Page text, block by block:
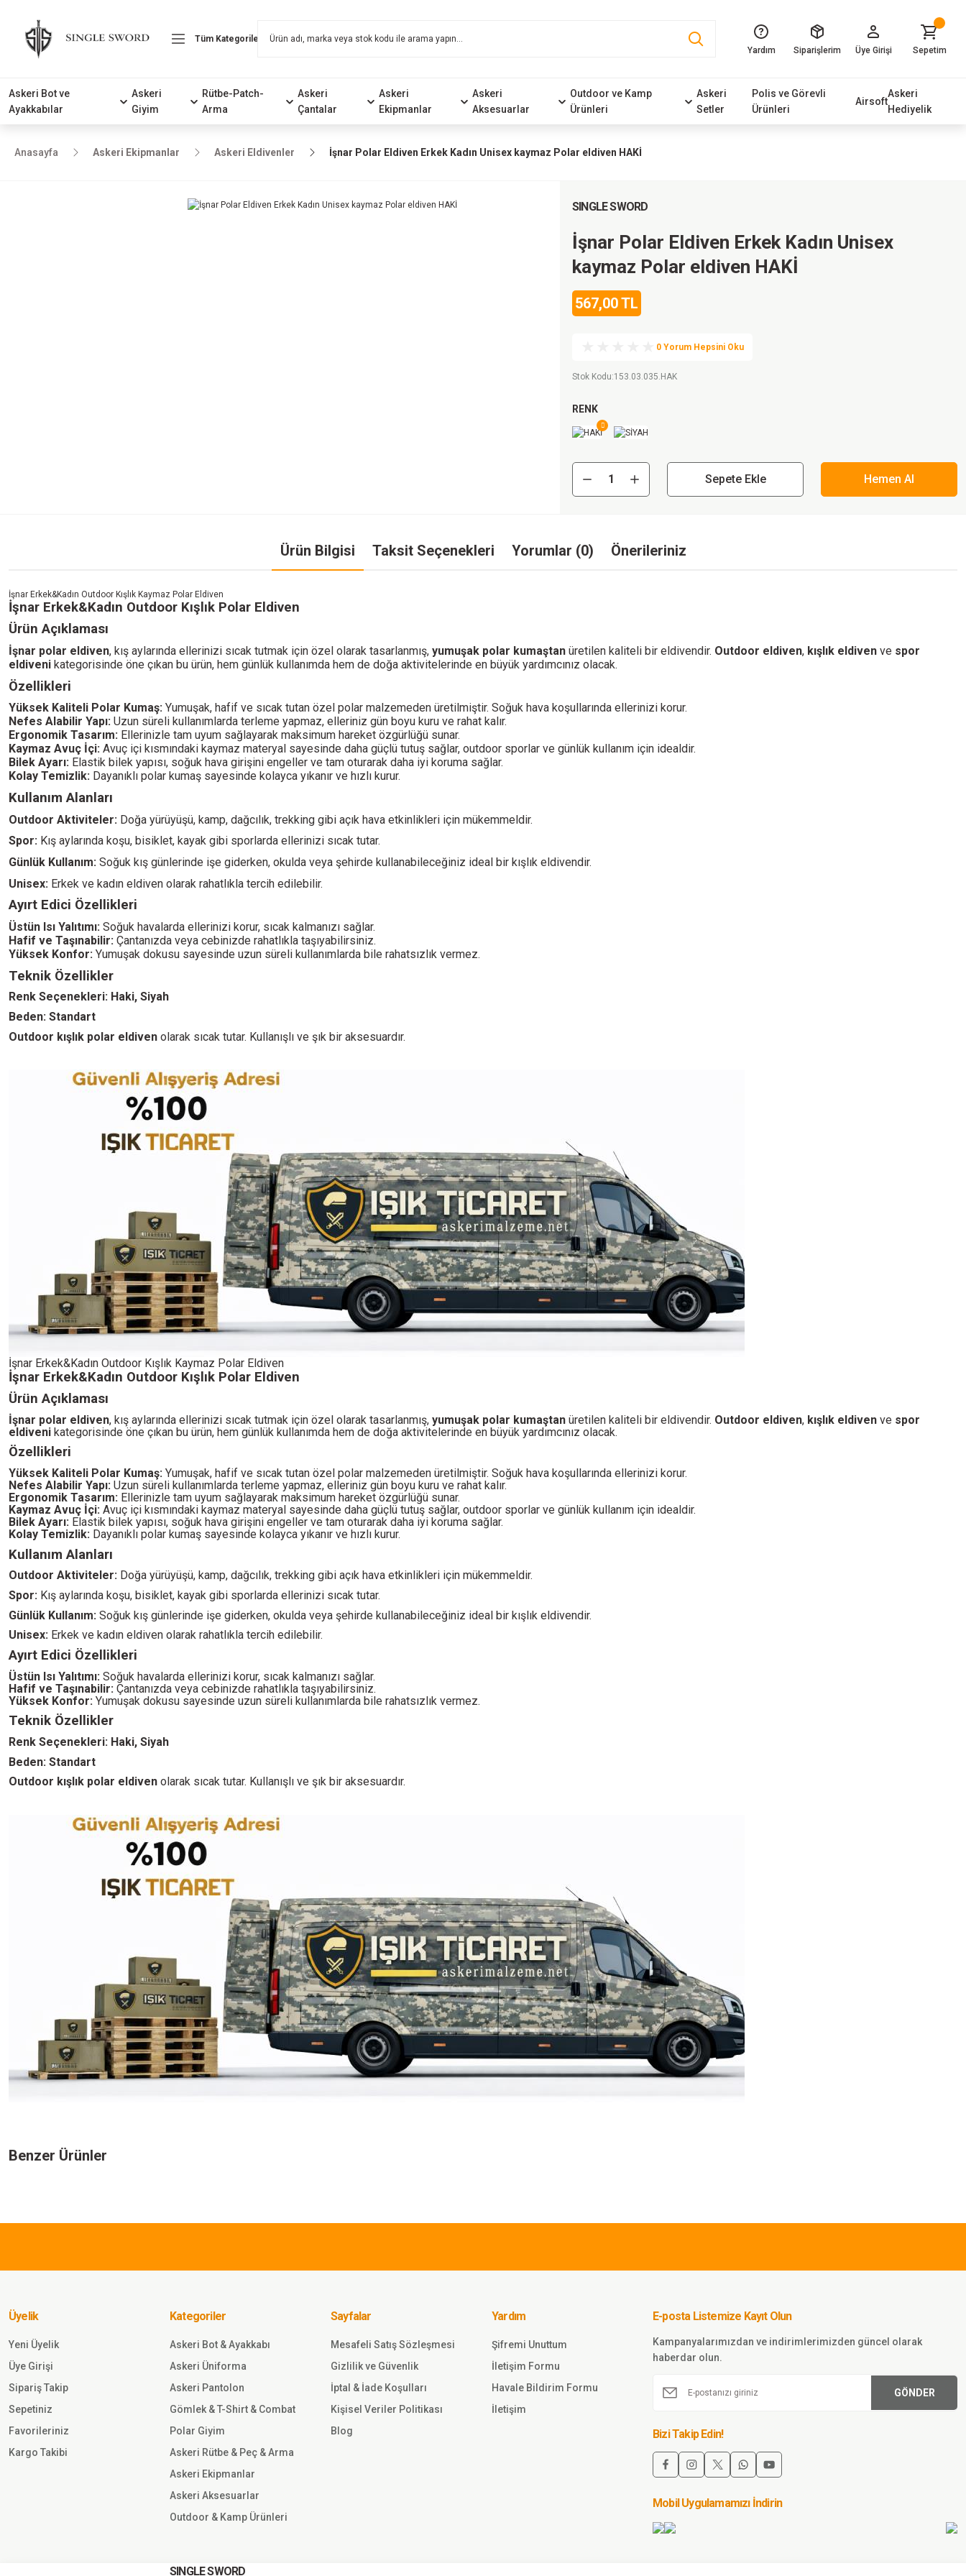
Yardım Siparişlerim Üye Girişi Sepetim
Askeri Bot ve
Ayakkabılar
Askeri
Giyim
Rütbe-Patch-
Arma
Askeri
Çantalar
Askeri
Ekipmanlar
Askeri
Aksesuarlar
Outdoor ve Kamp
Ürünleri
Askeri
Setler
Polis ve Görevli
Ürünleri
Airsoft
Askeri
Hediyelik
Anasayfa Askeri Ekipmanlar Askeri Eldivenler İşnar Polar Eldiven Erkek Kadın Unisex kaymaz Polar eldiven HAKİ
SINGLE SWORD
İşnar Polar Eldiven Erkek Kadın Unisex
kaymaz Polar eldiven HAKİ
567,00 TL
0 Yorum Hepsini Oku
Stok Kodu:153.03.035.HAK
RENK
Sepete Ekle Hemen Al
Ürün Bilgisi Taksit Seçenekleri Yorumlar (0) Önerileriniz
İşnar Erkek&Kadın Outdoor Kışlık Kaymaz Polar Eldiven
İşnar Erkek&Kadın Outdoor Kışlık Polar Eldiven
Ürün Açıklaması
İşnar polar eldiven, kış aylarında ellerinizi sıcak tutmak için özel olarak tasarlanmış, yumuşak polar kumaştan üretilen kaliteli bir eldivendir. Outdoor eldiven, kışlık eldiven ve spor
eldiveni kategorisinde öne çıkan bu ürün, hem günlük kullanımda hem de doğa aktivitelerinde en büyük yardımcınız olacak.
Özellikleri
Yüksek Kaliteli Polar Kumaş: Yumuşak, hafif ve sıcak tutan özel polar malzemeden üretilmiştir. Soğuk hava koşullarında ellerinizi korur.
Nefes Alabilir Yapı: Uzun süreli kullanımlarda terleme yapmaz, elleriniz gün boyu kuru ve rahat kalır.
Ergonomik Tasarım: Ellerinizle tam uyum sağlayarak maksimum hareket özgürlüğü sunar.
Kaymaz Avuç İçi: Avuç içi kısmındaki kaymaz materyal sayesinde daha güçlü tutuş sağlar, outdoor sporlar ve günlük kullanım için idealdir.
Bilek Ayarı: Elastik bilek yapısı, soğuk hava girişini engeller ve tam oturarak daha iyi koruma sağlar.
Kolay Temizlik: Dayanıklı polar kumaş sayesinde kolayca yıkanır ve hızlı kurur.
Kullanım Alanları
Outdoor Aktiviteler: Doğa yürüyüşü, kamp, dağcılık, trekking gibi açık hava etkinlikleri için mükemmeldir.
Spor: Kış aylarında koşu, bisiklet, kayak gibi sporlarda ellerinizi sıcak tutar.
Günlük Kullanım: Soğuk kış günlerinde işe giderken, okulda veya şehirde kullanabileceğiniz ideal bir kışlık eldivendir.
Unisex: Erkek ve kadın eldiven olarak rahatlıkla tercih edilebilir.
Ayırt Edici Özellikleri
Üstün Isı Yalıtımı: Soğuk havalarda ellerinizi korur, sıcak kalmanızı sağlar.
Hafif ve Taşınabilir: Çantanızda veya cebinizde rahatlıkla taşıyabilirsiniz.
Yüksek Konfor: Yumuşak dokusu sayesinde uzun süreli kullanımlarda bile rahatsızlık vermez.
Teknik Özellikler
Renk Seçenekleri: Haki, Siyah
Beden: Standart
Outdoor kışlık polar eldiven olarak sıcak tutar. Kullanışlı ve şık bir aksesuardır.
İşnar Erkek&Kadın Outdoor Kışlık Kaymaz Polar Eldiven
İşnar Erkek&Kadın Outdoor Kışlık Polar Eldiven
Ürün Açıklaması
İşnar polar eldiven, kış aylarında ellerinizi sıcak tutmak için özel olarak tasarlanmış, yumuşak polar kumaştan üretilen kaliteli bir eldivendir. Outdoor eldiven, kışlık eldiven ve spor
eldiveni kategorisinde öne çıkan bu ürün, hem günlük kullanımda hem de doğa aktivitelerinde en büyük yardımcınız olacak.
Özellikleri
Yüksek Kaliteli Polar Kumaş: Yumuşak, hafif ve sıcak tutan özel polar malzemeden üretilmiştir. Soğuk hava koşullarında ellerinizi korur.
Nefes Alabilir Yapı: Uzun süreli kullanımlarda terleme yapmaz, elleriniz gün boyu kuru ve rahat kalır.
Ergonomik Tasarım: Ellerinizle tam uyum sağlayarak maksimum hareket özgürlüğü sunar.
Kaymaz Avuç İçi: Avuç içi kısmındaki kaymaz materyal sayesinde daha güçlü tutuş sağlar, outdoor sporlar ve günlük kullanım için idealdir.
Bilek Ayarı: Elastik bilek yapısı, soğuk hava girişini engeller ve tam oturarak daha iyi koruma sağlar.
Kolay Temizlik: Dayanıklı polar kumaş sayesinde kolayca yıkanır ve hızlı kurur.
Kullanım Alanları
Outdoor Aktiviteler: Doğa yürüyüşü, kamp, dağcılık, trekking gibi açık hava etkinlikleri için mükemmeldir.
Spor: Kış aylarında koşu, bisiklet, kayak gibi sporlarda ellerinizi sıcak tutar.
Günlük Kullanım: Soğuk kış günlerinde işe giderken, okulda veya şehirde kullanabileceğiniz ideal bir kışlık eldivendir.
Unisex: Erkek ve kadın eldiven olarak rahatlıkla tercih edilebilir.
Ayırt Edici Özellikleri
Üstün Isı Yalıtımı: Soğuk havalarda ellerinizi korur, sıcak kalmanızı sağlar.
Hafif ve Taşınabilir: Çantanızda veya cebinizde rahatlıkla taşıyabilirsiniz.
Yüksek Konfor: Yumuşak dokusu sayesinde uzun süreli kullanımlarda bile rahatsızlık vermez.
Teknik Özellikler
Renk Seçenekleri: Haki, Siyah
Beden: Standart
Outdoor kışlık polar eldiven olarak sıcak tutar. Kullanışlı ve şık bir aksesuardır.
Gönder
Benzer Ürünler
Sepete Ekle
SINGLE SWORD
İşnar Kar Eldiveni Tsk Kamuflaj Soğuk Geçirmez
Erkek Kadın Unisex Kar eldiveni TSK
Single Sword Unisex Polar Eldiven – Isı Yalıtımlı, Rüzgar
SINGLE SWORD
Üyelik
Yeni Üyelik
Üye Girişi
Sipariş Takip
Sepetiniz
Favorileriniz
Kargo Takibi
Kategoriler
Askeri Bot & Ayakkabı
Askeri Üniforma
Askeri Pantolon
Gömlek & T-Shirt & Combat
Polar Giyim
Askeri Rütbe & Peç & Arma
Askeri Ekipmanlar
Askeri Aksesuarlar
Outdoor & Kamp Ürünleri
Sayfalar
Mesafeli Satış Sözleşmesi
Gizlilik ve Güvenlik
İptal & İade Koşulları
Kişisel Veriler Politikası
Blog
Yardım
Şifremi Unuttum
İletişim Formu
Havale Bildirim Formu
İletişim
E-posta Listemize Kayıt Olun
Kampanyalarımızdan ve indirimlerimizden güncel olarak
haberdar olun.
GÖNDER
Bizi Takip Edin!
Mobil Uygulamamızı İndirin